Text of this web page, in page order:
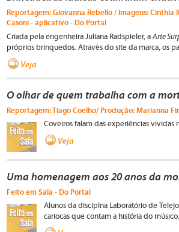
Reportagem: Giovanna Rebello / Imagens:
Casoni - aplicativo - Do Portal
Criada pela engenheira Juliana Radspieler, aArte
próprios brinquedos. Através do site da marca, os
Veja
O olhar de quem trabalha com a
Reportagem: Tiago Coelho/ Produção: Marianna
Coveiros falam das experiências vividas
Veja
Uma homenagem aos 20 anos da
Feito em Sala - Do Portal
Alunos da disciplna Laboratório de
cariocas que contam a história do músico.